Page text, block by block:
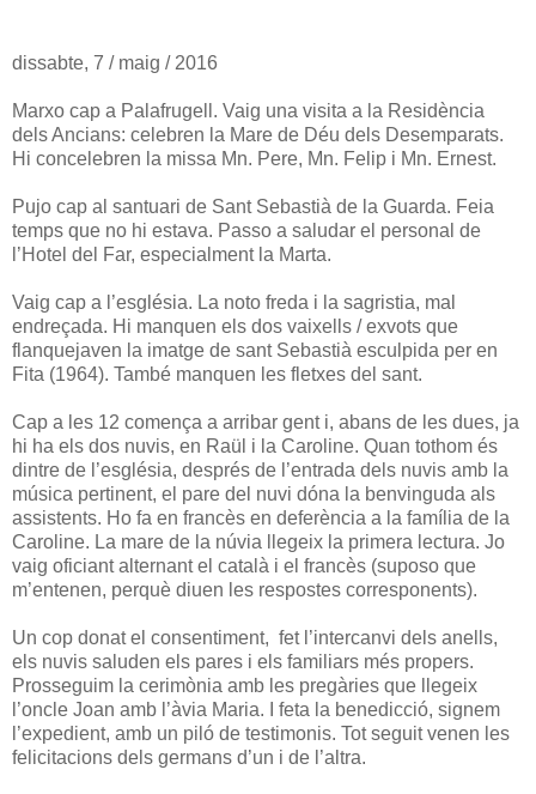
dissabte, 7 / maig / 2016
Marxo cap a Palafrugell. Vaig una visita a la Residència
dels Ancians: celebren la Mare de Déu dels Desemparats.
Hi concelebren la missa Mn. Pere, Mn. Felip i Mn. Ernest.
Pujo cap al santuari de Sant Sebastià de la Guarda. Feia
temps que no hi estava. Passo a saludar el personal de
l’Hotel del Far, especialment la Marta.
Vaig cap a l’església. La noto freda i la sagristia, mal
endreçada. Hi manquen els dos vaixells / exvots que
flanquejaven la imatge de sant Sebastià esculpida per en
Fita (1964). També manquen les fletxes del sant.
Cap a les 12 comença a arribar gent i, abans de les dues, ja
hi ha els dos nuvis, en Raül i la Caroline. Quan tothom és
dintre de l’església, després de l’entrada dels nuvis amb la
música pertinent, el pare del nuvi dóna la benvinguda als
assistents. Ho fa en francès en deferència a la família de la
Caroline. La mare de la núvia llegeix la primera lectura. Jo
vaig oficiant alternant el català i el francès (suposo que
m’entenen, perquè diuen les respostes corresponents).
Un cop donat el consentiment, fet l’intercanvi dels anells,
els nuvis saluden els pares i els familiars més propers.
Prosseguim la cerimònia amb les pregàries que llegeix
l’oncle Joan amb l’àvia Maria. I feta la benedicció, signem
l’expedient, amb un piló de testimonis. Tot seguit venen les
felicitacions dels germans d’un i de l’altra.